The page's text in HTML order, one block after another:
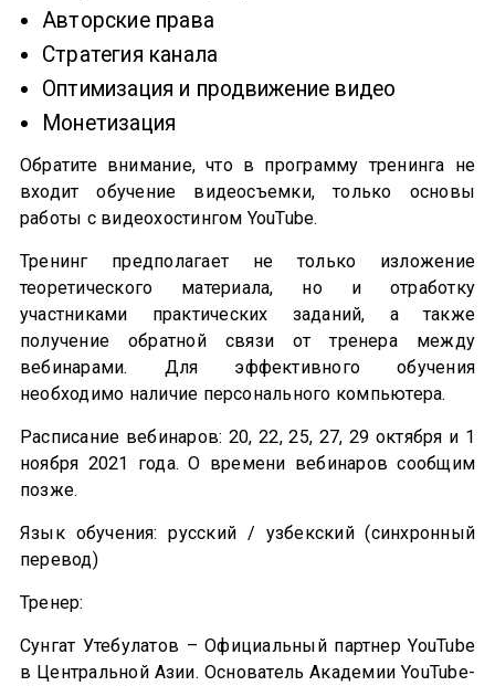
Авторские права
Стратегия канала
Оптимизация и продвижение видео
Монетизация
Обратите внимание, что в программу тренинга не
входит обучение видеосъемки, только основы
работы с видеохостингом YouTube.
Тренинг предполагает не только изложение
теоретического материала, но и отработку
участниками практических заданий, а также
получение обратной связи от тренера между
вебинарами. Для эффективного обучения
необходимо наличие персонального компьютера.
Расписание вебинаров: 20, 22, 25, 27, 29 октября и 1
ноября 2021 года. О времени вебинаров сообщим
позже.
Язык обучения: русский / узбекский (синхронный
перевод)
Тренер:
Сунгат Утебулатов – Официальный партнер YouTube
в Центральной Азии. Основатель Академии YouTube-